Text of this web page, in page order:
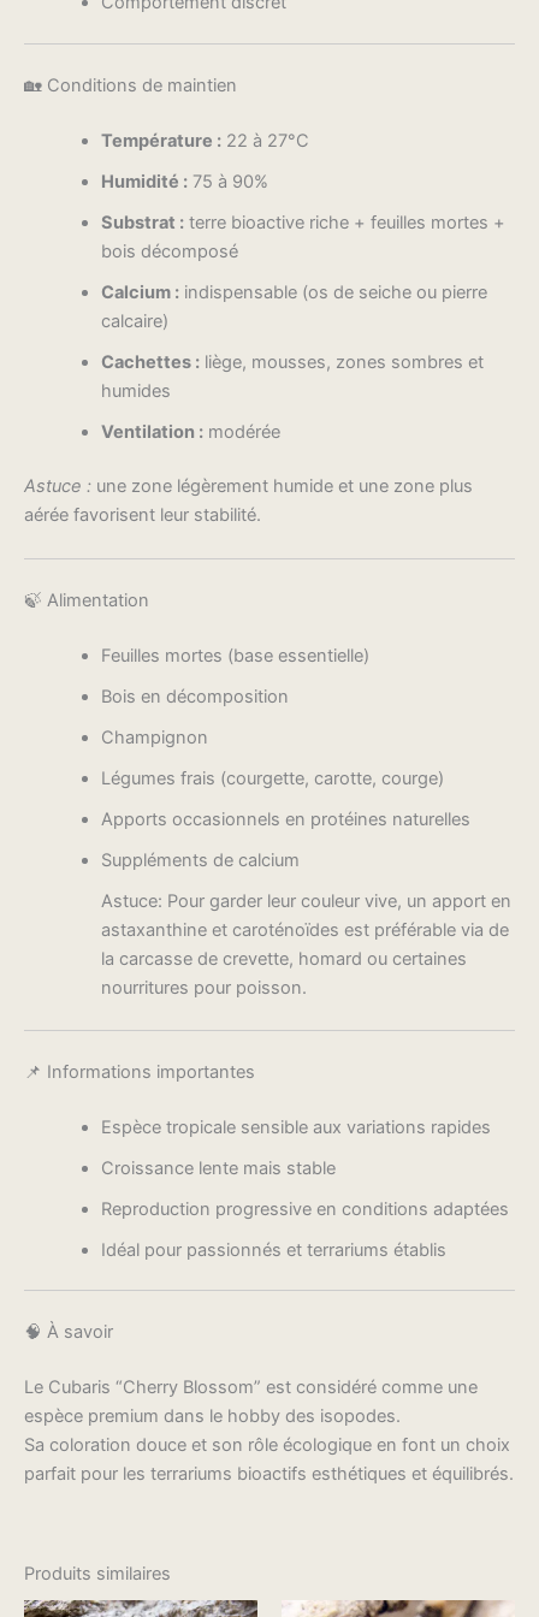
🏡 Conditions de maintien
Température :22 à 27°C
Humidité :75 à 90%
Substrat :terre bioactive riche + feuilles mortes +
bois décomposé
Calcium :indispensable (os de seiche ou pierre
calcaire)
Cachettes :liège, mousses, zones sombres et
humides
Ventilation :modérée
Astuce : une zone légèrement humide et une zone plus
aérée favorisent leur stabilité.
🍃 Alimentation
Feuilles mortes (base essentielle)
Bois en décomposition
Champignon
Légumes frais (courgette, carotte, courge)
Apports occasionnels en protéines naturelles
Suppléments de calcium
Astuce: Pour garder leur couleur vive, un apport en
astaxanthine et caroténoïdes est préférable via de
la carcasse de crevette, homard ou certaines
nourritures pour poisson.
📌 Informations importantes
Espèce tropicale sensible aux variations rapides
Croissance lente mais stable
Reproduction progressive en conditions adaptées
Idéal pour passionnés et terrariums établis
🧠 À savoir
Le Cubaris “Cherry Blossom” est considéré comme une
espèce premium dans le hobby des isopodes.
Sa coloration douce et son rôle écologique en font un choix
parfait pour les terrariums bioactifs esthétiques et équilibrés.
Produits similaires